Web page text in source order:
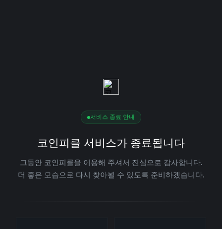
서비스 종료 안내
코인피클 서비스가 종료됩니다
그동안 코인피클을 이용해 주셔서 진심으로 감사합니다.
더 좋은 모습으로 다시 찾아뵐 수 있도록 준비하겠습니다.